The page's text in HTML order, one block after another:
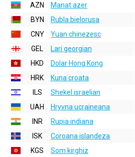
AZN
Manat azer
BYN
Rubla bielorusa
CNY
Yuan chinezesc
GEL
Lari georgian
HKD
Dolar Hong Kong
HRK
Kuna croata
ILS
Shekel israelian
UAH
Hryvna ucraineana
INR
Rupia indiana
ISK
Coroana islandeza
KGS
Som kirghiz